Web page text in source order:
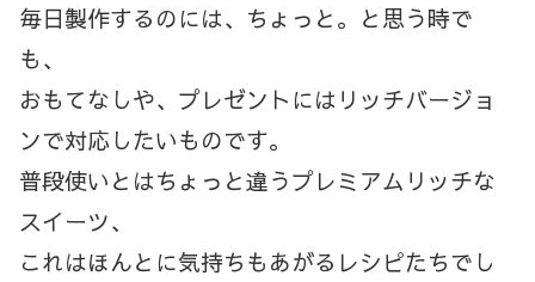
毎日製作するのには、ちょっと。と思う時で
も、
おもてなしや、プレゼントにはリッチバージョ
ンで対応したいものです。
普段使いとはちょっと違うプレミアムリッチな
スイーツ、
これはほんとに気持ちもあがるレシピたちでし